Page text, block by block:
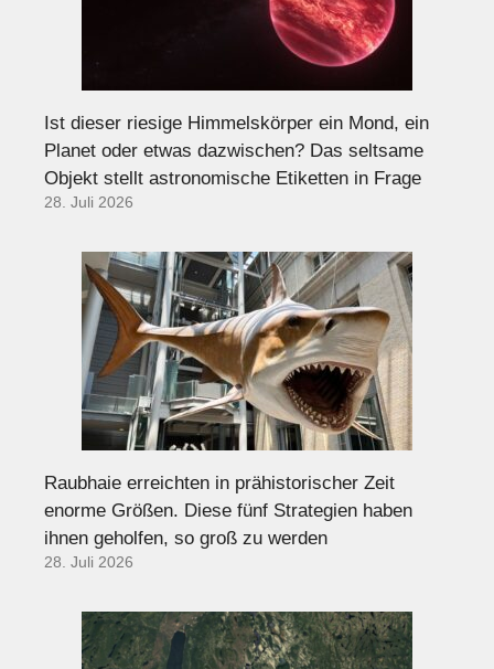
Ist dieser riesige Himmelskörper ein Mond, ein
Planet oder etwas dazwischen? Das seltsame
Objekt stellt astronomische Etiketten in Frage
28. Juli 2026
Raubhaie erreichten in prähistorischer Zeit
enorme Größen. Diese fünf Strategien haben
ihnen geholfen, so groß zu werden
28. Juli 2026